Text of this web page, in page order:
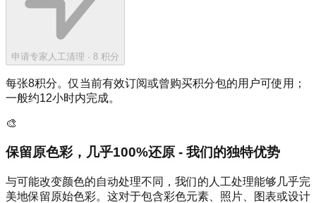
申请专家人工清理 · 8 积分
每张8积分。仅当前有效订阅或曾购买积分包的用户可使用；
一般约12小时内完成。
🎨
保留原色彩，几乎100%还原 - 我们的独特优势
与可能改变颜色的自动处理不同，我们的人工处理能够几乎完
美地保留原始色彩。这对于包含彩色元素、照片、图表或设计